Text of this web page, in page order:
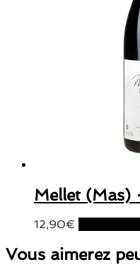
Mellet (Mas)
12,90€
Vous aimerez